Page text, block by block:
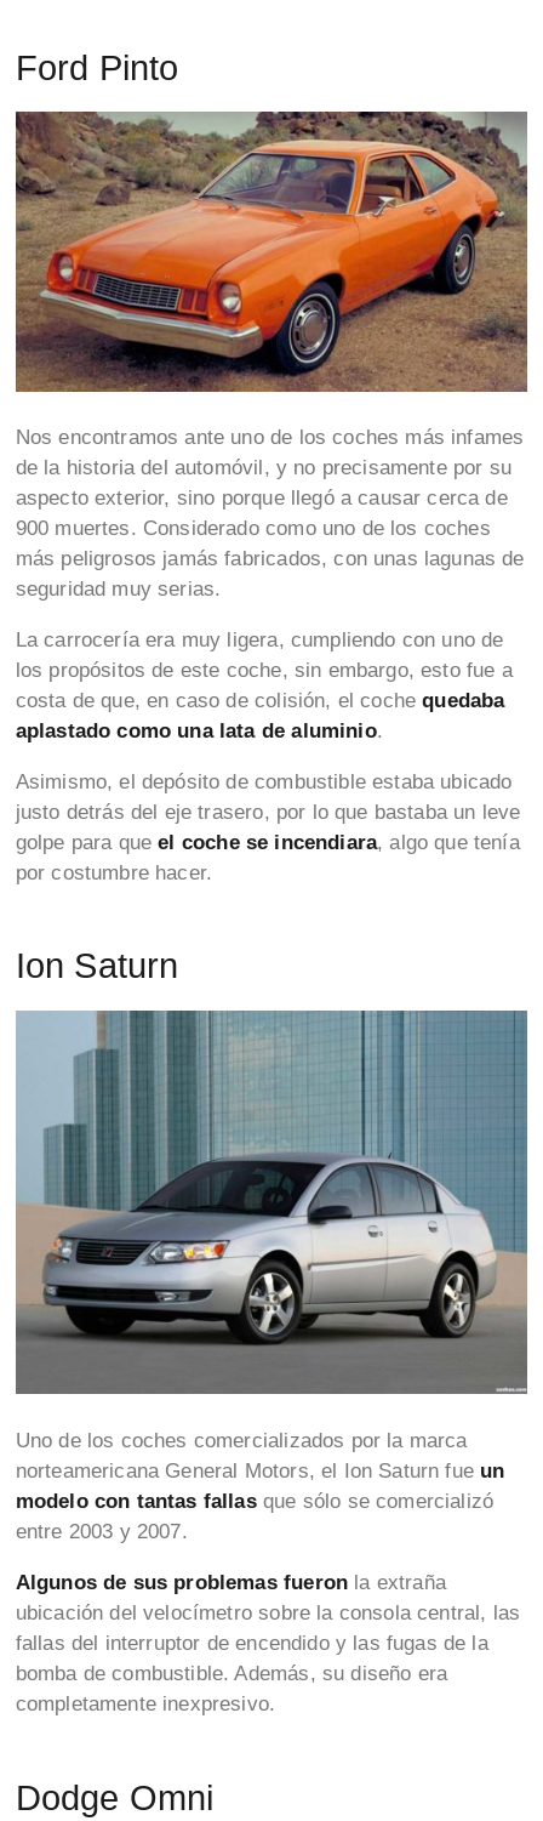
Ford Pinto
Nos encontramos ante uno de los coches más infames
de la historia del automóvil, y no precisamente por su
aspecto exterior, sino porque llegó a causar cerca de
900 muertes. Considerado como uno de los coches
más peligrosos jamás fabricados, con unas lagunas de
seguridad muy serias.
La carrocería era muy ligera, cumpliendo con uno de
los propósitos de este coche, sin embargo, esto fue a
costa de que, en caso de colisión, el cochequedaba
aplastado como una lata de aluminio.
Asimismo, el depósito de combustible estaba ubicado
justo detrás del eje trasero, por lo que bastaba un leve
golpe para que el coche se incendiara, algo que tenía
por costumbre hacer.
Ion Saturn
Uno de los coches comercializados por la marca
norteamericana General Motors, el Ion Saturn fueun
modelo con tantas fallas que sólo se comercializó
entre 2003 y 2007.
Algunos de sus problemas fueron la extraña
ubicación del velocímetro sobre la consola central, las
fallas del interruptor de encendido y las fugas de la
bomba de combustible. Además, su diseño era
completamente inexpresivo.
Dodge Omni